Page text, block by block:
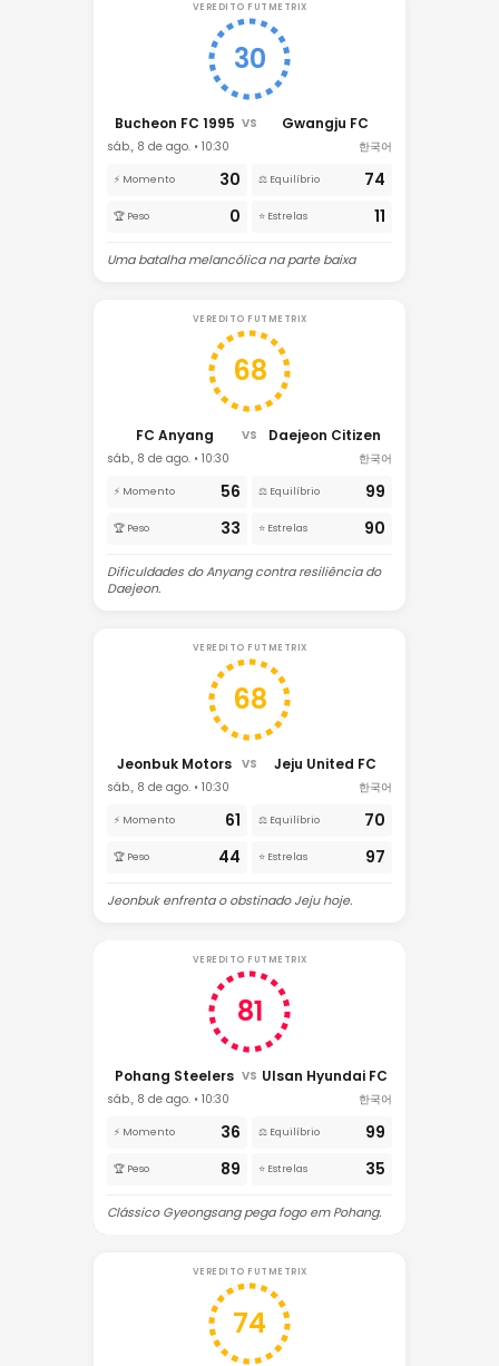
VEREDITO FUTMETRIX
30
Bucheon FC 1995 VS Gwangju FC
sáb., 8 de ago. • 10:30 한국어
⚡ Momento 30 ⚖️ Equilíbrio 74
🏆 Peso 0 ⭐ Estrelas 11
Uma batalha melancólica na parte baixa
VEREDITO FUTMETRIX
68
FC Anyang VS Daejeon Citizen
sáb., 8 de ago. • 10:30 한국어
⚡ Momento 56 ⚖️ Equilíbrio 99
🏆 Peso 33 ⭐ Estrelas 90
Dificuldades do Anyang contra resiliência do
Daejeon.
VEREDITO FUTMETRIX
68
Jeonbuk Motors VS Jeju United FC
sáb., 8 de ago. • 10:30 한국어
⚡ Momento 61 ⚖️ Equilíbrio 70
🏆 Peso 44 ⭐ Estrelas 97
Jeonbuk enfrenta o obstinado Jeju hoje.
VEREDITO FUTMETRIX
81
Pohang Steelers VS Ulsan Hyundai FC
sáb., 8 de ago. • 10:30 한국어
⚡ Momento 36 ⚖️ Equilíbrio 99
🏆 Peso 89 ⭐ Estrelas 35
Clássico Gyeongsang pega fogo em Pohang.
VEREDITO FUTMETRIX
74